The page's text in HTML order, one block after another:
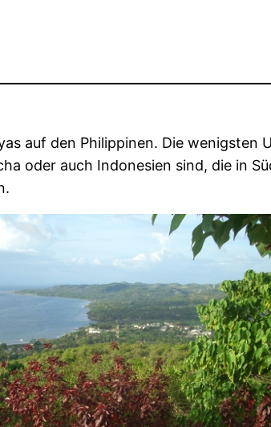
auf den Philippinen. Die
oder auch Indonesien sind, die in